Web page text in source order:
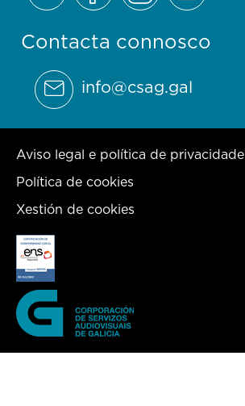
Contacta connosco
info@csag.gal
Aviso legal e política de privacidade
Política de cookies
Xestión de cookies